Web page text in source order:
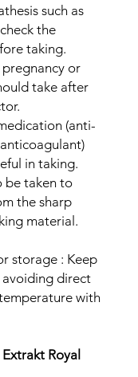
such as
the
taking.
or
take after
(anti-
in taking.
be taken to
the sharp
material.
storage : Keep
avoiding direct
with
Royal